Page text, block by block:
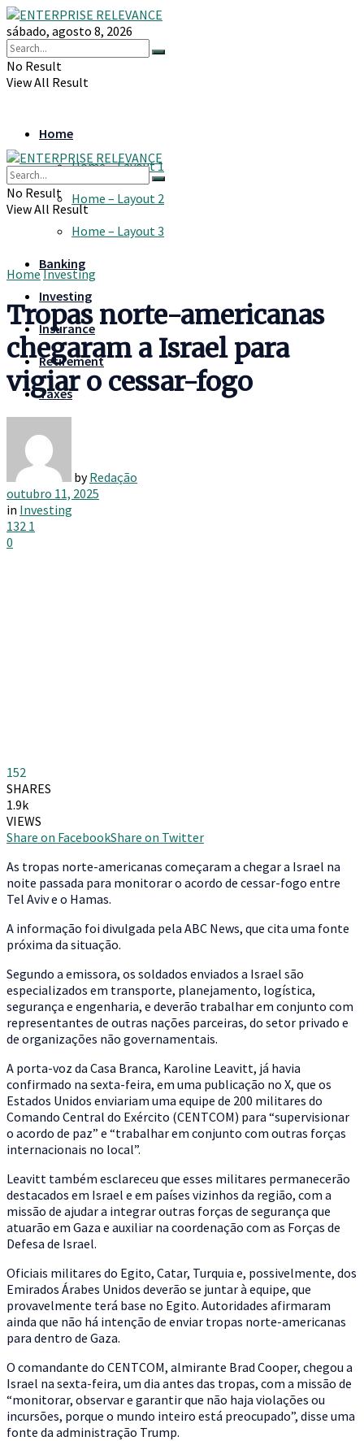
sábado, agosto 8, 2026
No Result
View All Result
Home
Home – Layout 1
Home – Layout 2
Home – Layout 3
Banking
Investing
Insurance
Retirement
Taxes
No Result
View All Result
HomeInvesting
Tropas norte-americanas
chegaram a Israel para
vigiar o cessar-fogo
by Redação
outubro 11, 2025
in Investing
132 1
0
152
SHARES
1.9k
VIEWS
Share on FacebookShare on Twitter
As tropas norte-americanas começaram a chegar a Israel na
noite passada para monitorar o acordo de cessar-fogo entre
Tel Aviv e o Hamas.
A informação foi divulgada pela ABC News, que cita uma fonte
próxima da situação.
Segundo a emissora, os soldados enviados a Israel são
especializados em transporte, planejamento, logística,
segurança e engenharia, e deverão trabalhar em conjunto com
representantes de outras nações parceiras, do setor privado e
de organizações não governamentais.
A porta-voz da Casa Branca, Karoline Leavitt, já havia
confirmado na sexta-feira, em uma publicação no X, que os
Estados Unidos enviariam uma equipe de 200 militares do
Comando Central do Exército (CENTCOM) para “supervisionar
o acordo de paz” e “trabalhar em conjunto com outras forças
internacionais no local”.
Leavitt também esclareceu que esses militares permanecerão
destacados em Israel e em países vizinhos da região, com a
missão de ajudar a integrar outras forças de segurança que
atuarão em Gaza e auxiliar na coordenação com as Forças de
Defesa de Israel.
Oficiais militares do Egito, Catar, Turquia e, possivelmente, dos
Emirados Árabes Unidos deverão se juntar à equipe, que
provavelmente terá base no Egito. Autoridades afirmaram
ainda que não há intenção de enviar tropas norte-americanas
para dentro de Gaza.
O comandante do CENTCOM, almirante Brad Cooper, chegou a
Israel na sexta-feira, um dia antes das tropas, com a missão de
“monitorar, observar e garantir que não haja violações ou
incursões, porque o mundo inteiro está preocupado”, disse uma
fonte da administração Trump.